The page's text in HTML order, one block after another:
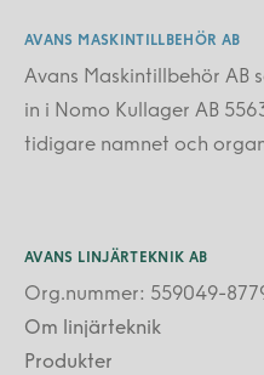
AVANS MASKINTILLBEHÖR AB
Avans Maskintillbehör AB
in i Nomo Kullager AB
tidigare namnet och
AVANS LINJÄRTEKNIK AB
Org.nummer: 559049-
Om linjärteknik
Produkter